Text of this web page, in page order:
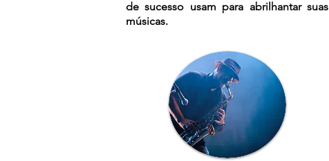
de sucesso usam para abrilhantar suas
músicas.